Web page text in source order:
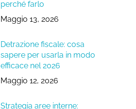
perché farlo
Maggio 13, 2026
Detrazione fiscale: cosa
sapere per usarla in modo
efficace nel 2026
Maggio 12, 2026
Strategia aree interne: